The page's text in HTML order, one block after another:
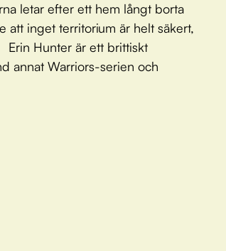
letar efter ett hem långt borta
att inget territorium är helt säkert,
Hunter är ett brittiskt
annat Warriors-serien och